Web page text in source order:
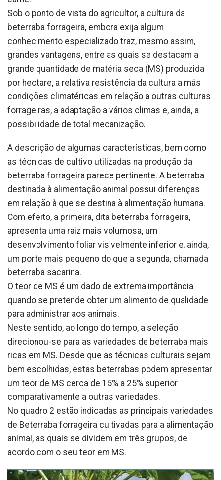
Sob o ponto de vista do agricultor, a cultura da
beterraba forrageira, embora exija algum
conhecimento especializado traz, mesmo assim,
grandes vantagens, entre as quais se destacam a
grande quantidade de matéria seca (MS) produzida
por hectare, a relativa resistência da cultura a más
condições climatéricas em relação a outras culturas
forrageiras, a adaptação a vários climas e, ainda, a
possibilidade de total mecanização.
A descrição de algumas características, bem como
as técnicas de cultivo utilizadas na produção da
beterraba forrageira parece pertinente. A beterraba
destinada à alimentação animal possui diferenças
em relação à que se destina à alimentação humana.
Com efeito, a primeira, dita beterraba forrageira,
apresenta uma raiz mais volumosa, um
desenvolvimento foliar visivelmente inferior e, ainda,
um porte mais pequeno do que a segunda, chamada
beterraba sacarina.
O teor de MS é um dado de extrema importância
quando se pretende obter um alimento de qualidade
para administrar aos animais.
Neste sentido, ao longo do tempo, a seleção
direcionou-se para as variedades de beterraba mais
ricas em MS. Desde que as técnicas culturais sejam
bem escolhidas, estas beterrabas podem apresentar
um teor de MS cerca de 15% a 25% superior
comparativamente a outras variedades.
No quadro 2 estão indicadas as principais variedades
de Beterraba forrageira cultivadas para a alimentação
animal, as quais se dividem em três grupos, de
acordo com o seu teor em MS.